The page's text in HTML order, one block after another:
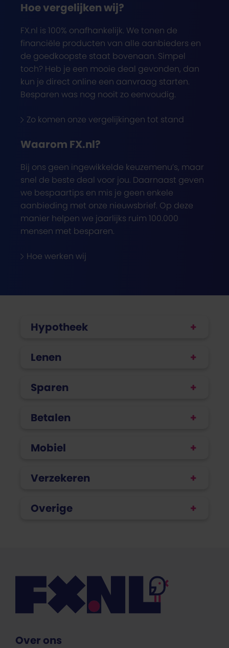
Hoe vergelijken wij?
FX.nl is 100% onafhankelijk. We tonen de
financiële producten van alle aanbieders en
de goedkoopste staat bovenaan. Simpel
toch? Heb je een mooie deal gevonden, dan
kun je direct online een aanvraag starten.
Besparen was nog nooit zo eenvoudig.
Zo komen onze vergelijkingen tot stand
Waarom FX.nl?
Bij ons geen ingewikkelde keuzemenu’s, maar
snel de beste deal voor jou. Daarnaast geven
we bespaartips en mis je geen enkele
aanbieding met onze nieuwsbrief. Op deze
manier helpen we jaarlijks ruim 100.000
mensen met besparen.
Hoe werken wij
Hypotheek
Lenen
Sparen
Betalen
Mobiel
Verzekeren
Overige
Over ons